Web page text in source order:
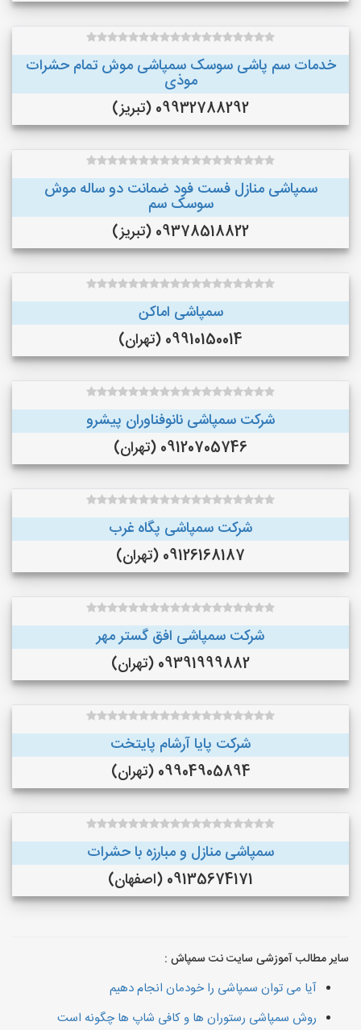
خدمات سم پاشی سوسک سمپاشی موش تمام حشرات
موذی
09932788292 (تبریز)
سمپاشی منازل فست فود ضمانت دو ساله موش
سوسک سم
09378518822 (تبریز)
سمپاشی اماکن
09910150014 (تهران)
شرکت سمپاشی نانوفناوران پیشرو
09120705746 (تهران)
شرکت سمپاشی پگاه غرب
09126168187 (تهران)
شرکت سمپاشی افق گستر مهر
09391999882 (تهران)
شرکت پایا آرشام پایتخت
09904905894 (تهران)
سمپاشی منازل و مبارزه با حشرات
09135674171 (اصفهان)
سایر مطالب آموزشی سایت نت سمپاش :
آیا می توان سمپاشی را خودمان انجام دهیم
روش سمپاشی رستوران ها و کافی شاپ ها چگونه است